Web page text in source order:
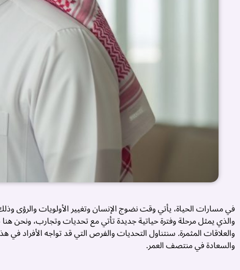
في مسارات الحياة، يأتي وقت نضوج الإنسان وتغيير الأولويات والرؤى
والذي يمثل مرحلة وفترة حياتية جديدة تأتي مع تحديات وتجارب، ونحن
والعلاقات المثمرة. سنتناول التحديات والفرص التي قد تواجه الأفراد
والسعادة في منتصف العمر.